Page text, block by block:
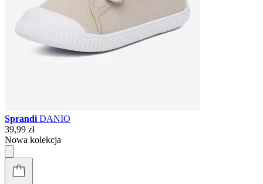
Sprandi DANIO
39,99 zł
Nowa kolekcja